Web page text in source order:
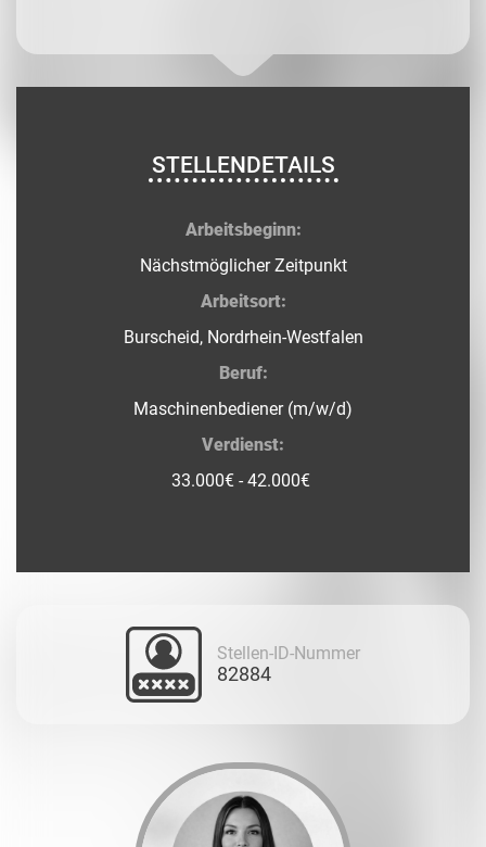
STELLENDETAILS
Arbeitsbeginn:
Nächstmöglicher Zeitpunkt
Arbeitsort:
Burscheid, Nordrhein-Westfalen
Beruf:
Maschinenbediener (m/w/d)
Verdienst:
33.000€ - 42.000€
Stellen-ID-Nummer
82884